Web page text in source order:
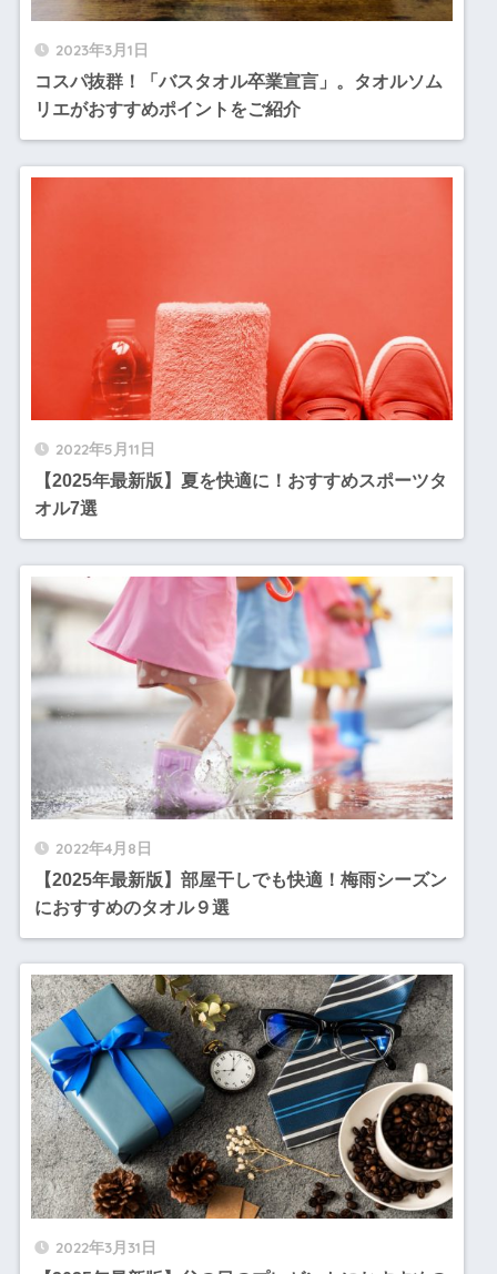
2023年3月1日
コスパ抜群！「バスタオル卒業宣言」。タオルソム
リエがおすすめポイントをご紹介
2022年5月11日
【2025年最新版】夏を快適に！おすすめスポーツタ
オル7選
2022年4月8日
【2025年最新版】部屋干しでも快適！梅雨シーズン
におすすめのタオル９選
2022年3月31日